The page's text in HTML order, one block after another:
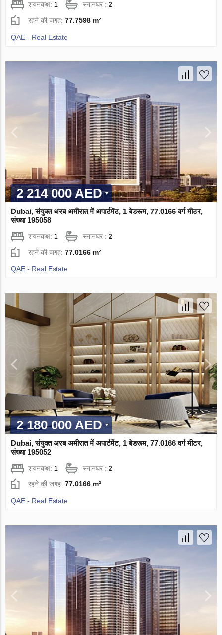
शयनकक्ष:1 स्नानघर :2
रहने की जगह:77.7598 m²
QAE - Real Estate
2 214 000 AED
Dubai, संयुक्त अरब अमीरात में अपार्टमेंट, 1 बेडरूम, 77.0166 वर्ग मीटर,
संख्या 195058
शयनकक्ष: 1 स्नानघर :2
रहने की जगह:77.0166 m²
QAE - Real Estate
2 180 000 AED
Dubai, संयुक्त अरब अमीरात में अपार्टमेंट, 1 बेडरूम, 77.0166 वर्ग मीटर,
संख्या 195052
शयनकक्ष: 1 स्नानघर :2
रहने की जगह:77.0166 m²
QAE - Real Estate